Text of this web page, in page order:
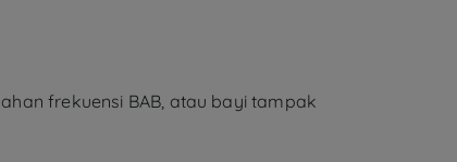
frekuensi BAB, atau bayi tampak